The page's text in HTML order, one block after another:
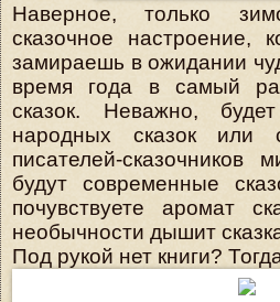
Наверное, только
сказочное настроение,
замираешь в ожидании
время года в самый
сказок. Неважно,
народных сказок или
писателей-
будут современные
почувствуете аромат
необычности дышит
Под рукой нет книги?